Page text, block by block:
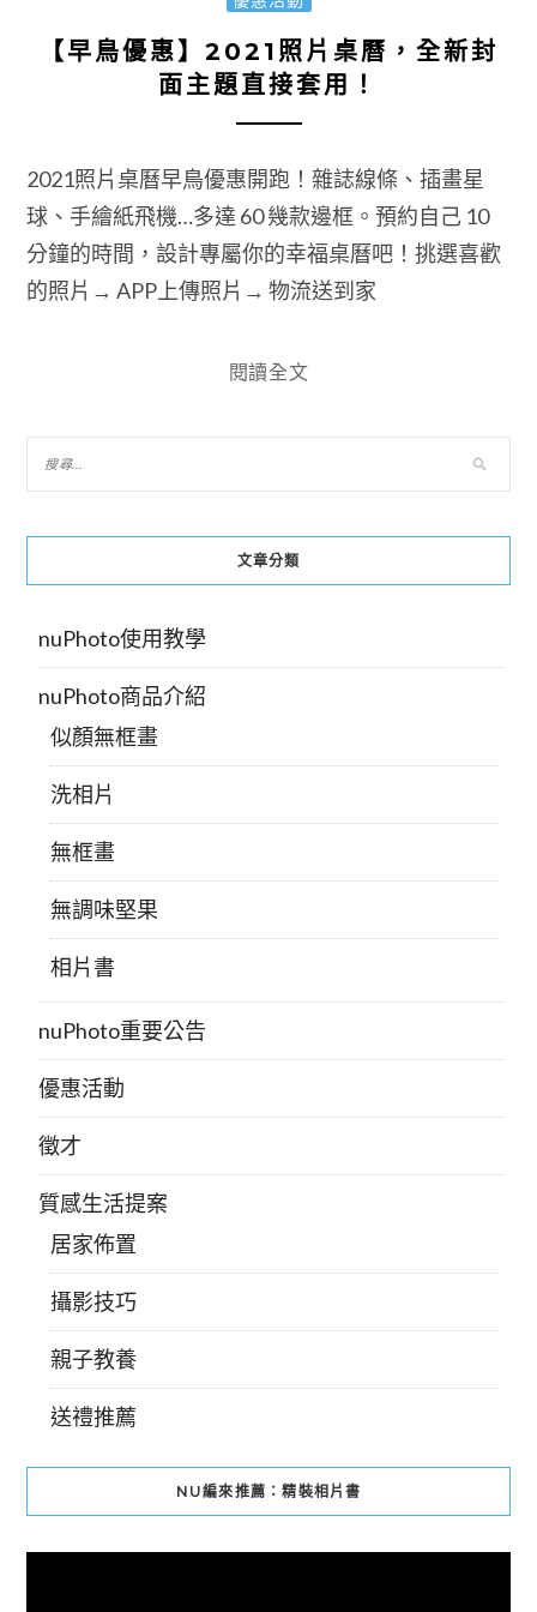
【早鳥優惠】2021照片桌曆，全新封
面主題直接套用！
2021照片桌曆早鳥優惠開跑！雜誌線條、插畫星
球、手繪紙飛機…多達 60 幾款邊框。預約自己 10
分鐘的時間，設計專屬你的幸福桌曆吧！挑選喜歡
的照片→ APP上傳照片→ 物流送到家
閱讀全文
文章分類
nuPhoto使用教學
nuPhoto商品介紹
似顏無框畫
洗相片
無框畫
無調味堅果
相片書
nuPhoto重要公告
優惠活動
徵才
質感生活提案
居家佈置
攝影技巧
親子教養
送禮推薦
NU編來推薦：精裝相片書